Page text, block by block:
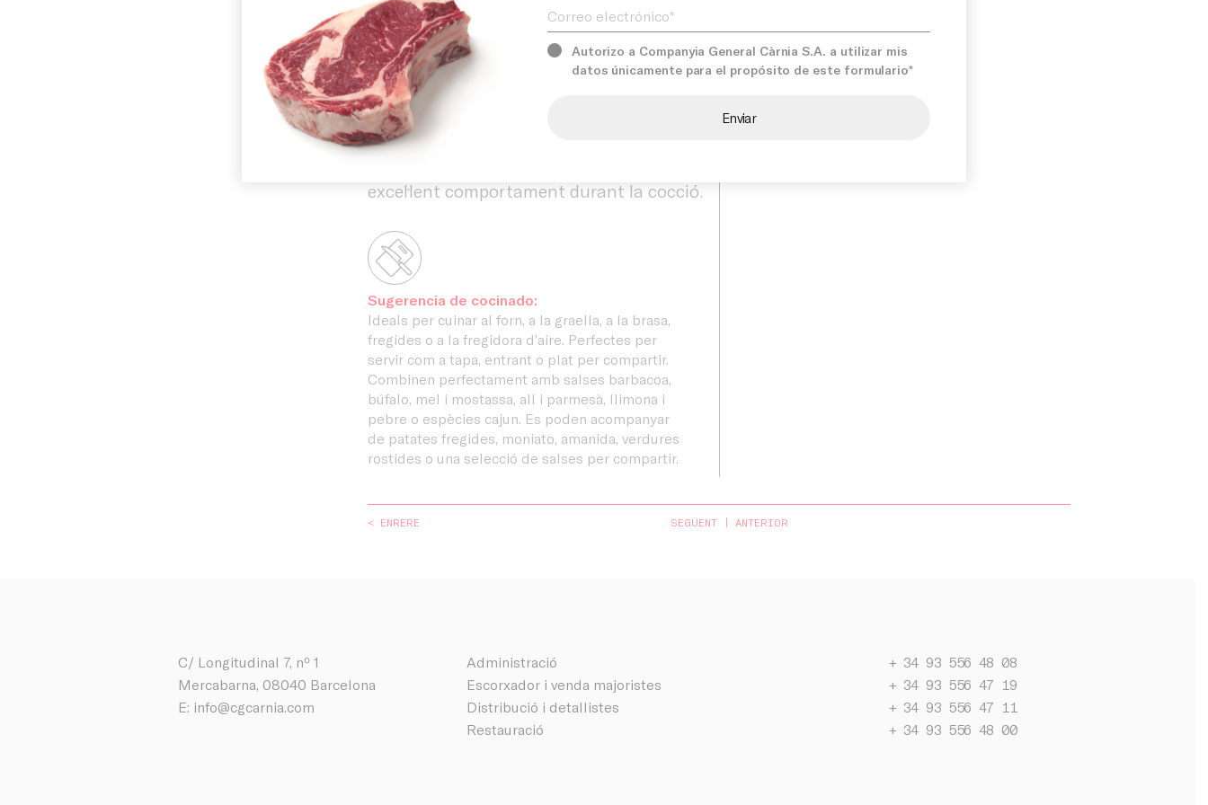
Història
Serveis
Instal·lacions
Compromís
internacional. A més, ofereixen un
excel·lent rendiment i una preparació
senzilla en qualsevol cuina professional.
A Càrnia seleccionem acuradament les
nostres aus per garantir productes
excel·lent comportament durant la cocció.
Sugerencia de cocinado:
Ideals per cuinar al forn, a la graella, a la brasa,
fregides o a la fregidora d’aire. Perfectes per
servir com a tapa, entrant o plat per compartir.
Combinen perfectament amb salses barbacoa,
búfalo, mel i mostassa, all i parmesà, llimona i
pebre o espècies cajun. Es poden acompanyar
de patates fregides, moniato, amanida, verdures
rostides o una selecció de salses per compartir.
< ENRERE SEGÜENT ANTERIOR
C/ Longitudinal 7, nº 1
Mercabarna, 08040 Barcelona
E: info@cgcarnia.com
Administració
+ 34 93 556 48 08
Escorxador i venda majoristes
+ 34 93 556 47 19
Distribució i detallistes
+ 34 93 556 47 11
Restauració
+ 34 93 556 48 00
Autorizo a Companyia General Càrnia S.A. a utilizar mis
datos únicamente para el propósito de este formulario*